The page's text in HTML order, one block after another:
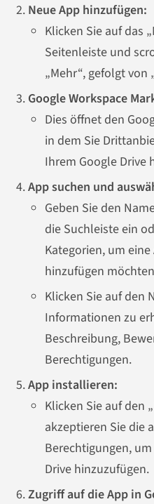
Neue App hinzufügen:
Klicken Sie auf das
Seitenleiste und
„Mehr“, gefolgt von
Google Workspace
Dies öffnet den
in dem Sie
Ihrem Google Drive
App suchen und
Geben Sie den
die Suchleiste ein
Kategorien, um
hinzufügen
Klicken Sie auf den
Informationen zu
Beschreibung,
Berechtigungen.
App installieren:
Klicken Sie auf den
akzeptieren Sie die
Berechtigungen,
Drive hinzuzufügen.
Zugriff auf die App in